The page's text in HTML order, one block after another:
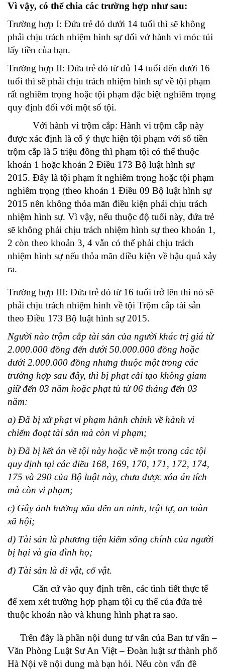
Vì vậy, có thể chia các trường hợp như sau:
Trường hợp I: Đứa trẻ đó dưới 14 tuổi thì sẽ không
phải chịu trách nhiệm hình sự đối vớ hành vi móc túi
lấy tiền của bạn.
Trường hợp II: Đứa trẻ đó từ đủ 14 tuổi đến dưới 16
tuổi thì sẽ phải chịu trách nhiệm hình sự về tội phạm
rất nghiêm trọng hoặc tội phạm đặc biệt nghiêm trọng
quy định đối với một số tội.
Với hành vi trộm cắp: Hành vi trộm cắp này
được xác định là cố ý thực hiện tội phạm với số tiền
trộm cắp là 5 triệu đồng thì phạm tội có thể thuộc
khoản 1 hoặc khoản 2 Điều 173 Bộ luật hình sự
2015. Đây là tội phạm ít nghiêm trọng hoặc tội phạm
nghiêm trọng (theo khoản 1 Điều 09 Bộ luật hình sự
2015 nên không thỏa mãn điều kiện phải chịu trách
nhiệm hình sự. Vì vậy, nếu thuộc độ tuổi này, đứa trẻ
sẽ không phải chịu trách nhiệm hình sự theo khoản 1,
2 còn theo khoản 3, 4 vẫn có thể phải chịu trách
nhiệm hình sự nếu thỏa mãn điều kiện về hậu quả xảy
ra.
Trường hợp III: Đứa trẻ đó từ 16 tuổi trở lên thì nó sẽ
phải chịu trách nhiệm hình về tội Trộm cắp tài sản
theo Điều 173 Bộ luật hình sự 2015.
Người nào trộm cắp tài sản của người khác trị giá từ
2.000.000 đồng đến dưới 50.000.000 đồng hoặc
dưới 2.000.000 đồng nhưng thuộc một trong các
trường hợp sau đây, thì bị phạt cải tạo không giam
giữ đến 03 năm hoặc phạt tù từ 06 tháng đến 03
năm:
a) Đã bị xử phạt vi phạm hành chính về hành vi
chiếm đoạt tài sản mà còn vi phạm;
b) Đã bị kết án về tội này hoặc về một trong các tội
quy định tại các điều 168, 169, 170, 171, 172, 174,
175 và 290 của Bộ luật này, chưa được xóa án tích
mà còn vi phạm;
c) Gây ảnh hưởng xấu đến an ninh, trật tự, an toàn
xã hội;
d) Tài sản là phương tiện kiếm sống chính của người
bị hại và gia đình họ;
đ) Tài sản là di vật, cổ vật.
Căn cứ vào quy định trên, các tình tiết thực tế
để xem xét trường hợp phạm tội cụ thể của đứa trẻ
thuộc khoản nào và khung hình phạt ra sao.
Trên đây là phần nội dung tư vấn của Ban tư vấn –
Văn Phòng Luật Sư An Việt – Đoàn luật sư thành phố
Hà Nội về nội dung mà bạn hỏi. Nếu còn vấn đề